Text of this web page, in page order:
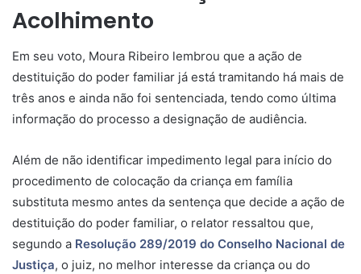
Acolhimento
Em seu voto, Moura Ribeiro lembrou que a ação de
destituição do poder familiar já está tramitando há mais de
três anos e ainda não foi sentenciada, tendo como última
informação do processo a designação de audiência.
Além de não identificar impedimento legal para início do
procedimento de colocação da criança em família
substituta mesmo antes da sentença que decide a ação de
destituição do poder familiar, o relator ressaltou que,
segundo a Resolução 289/2019 do Conselho Nacional de
Justiça, o juiz, no melhor interesse da criança ou do